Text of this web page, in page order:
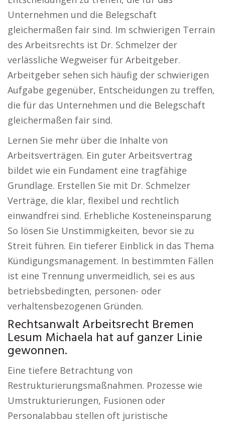
Unternehmen und die Belegschaft
gleichermaßen fair sind. Im schwierigen Terrain
des Arbeitsrechts ist Dr. Schmelzer der
verlässliche Wegweiser für Arbeitgeber.
Arbeitgeber sehen sich häufig der schwierigen
Aufgabe gegenüber, Entscheidungen zu treffen,
die für das Unternehmen und die Belegschaft
gleichermaßen fair sind.
Lernen Sie mehr über die Inhalte von
Arbeitsverträgen. Ein guter Arbeitsvertrag
bildet wie ein Fundament eine tragfähige
Grundlage. Erstellen Sie mit Dr. Schmelzer
Verträge, die klar, flexibel und rechtlich
einwandfrei sind. Erhebliche Kosteneinsparung
So lösen Sie Unstimmigkeiten, bevor sie zu
Streit führen. Ein tieferer Einblick in das Thema
Kündigungsmanagement. In bestimmten Fällen
ist eine Trennung unvermeidlich, sei es aus
betriebsbedingten, personen- oder
verhaltensbezogenen Gründen.
Rechtsanwalt Arbeitsrecht Bremen
Lesum Michaela hat auf ganzer Linie
gewonnen.
Eine tiefere Betrachtung von
Restrukturierungsmaßnahmen. Prozesse wie
Umstrukturierungen, Fusionen oder
Personalabbau stellen oft juristische